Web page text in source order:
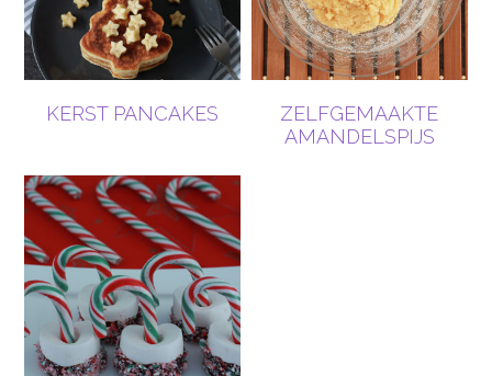
KERST PANCAKES
ZELFGEMAAKTE
AMANDELSPIJS